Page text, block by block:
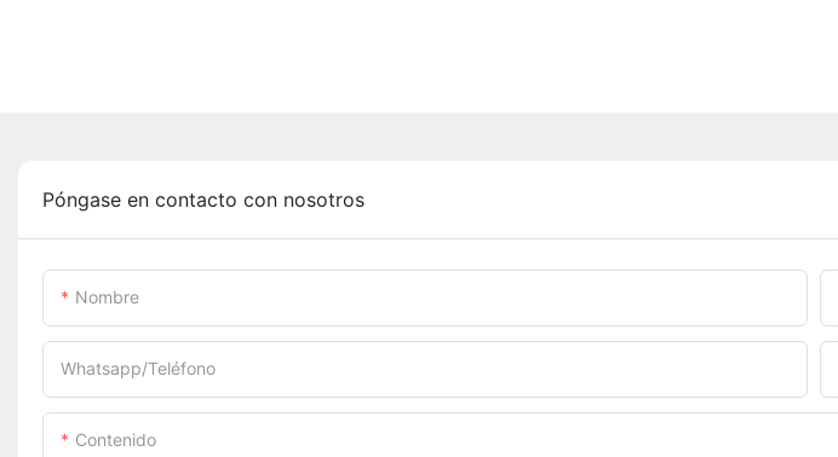
Póngase en contacto con nosotros
Nombre
Whatsapp/Teléfono
Contenido